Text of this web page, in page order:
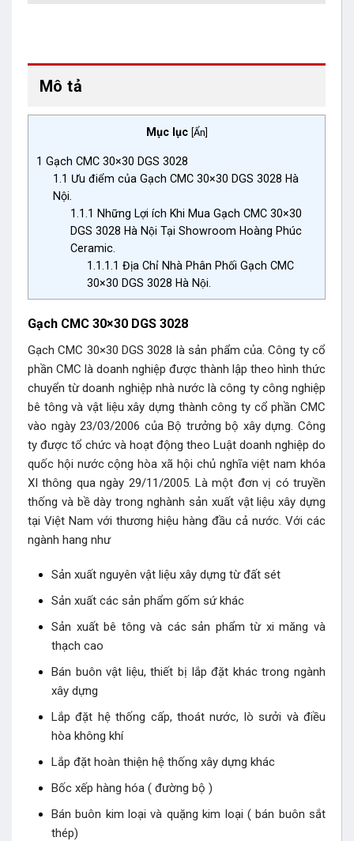
Mô tả
Mục lục Ẩn
1 Gạch CMC 30×30 DGS 3028
1.1 Ưu điểm của Gạch CMC 30×30 DGS 3028 Hà
Nội.
1.1.1 Những Lợi ích Khi Mua Gạch CMC 30×30
DGS 3028 Hà Nội Tại Showroom Hoàng Phúc
Ceramic.
1.1.1.1 Địa Chỉ Nhà Phân Phối Gạch CMC
30×30 DGS 3028 Hà Nội.
Gạch CMC 30×30 DGS 3028
Gạch CMC 30×30 DGS 3028 là sản phẩm của. Công ty cổ
phần CMC là doanh nghiệp được thành lập theo hình thức
chuyển từ doanh nghiệp nhà nước là công ty công nghiệp
bê tông và vật liệu xây dựng thành công ty cổ phần CMC
vào ngày 23/03/2006 của Bộ trưởng bộ xây dựng. Công
ty được tổ chức và hoạt động theo Luật doanh nghiệp do
quốc hội nước cộng hòa xã hội chủ nghĩa việt nam khóa
XI thông qua ngày 29/11/2005. Là một đơn vị có truyền
thống và bề dày trong nghành sản xuất vật liệu xây dựng
tại Việt Nam với thương hiệu hàng đầu cả nước. Với các
ngành hang như
Sản xuất nguyên vật liệu xây dựng từ đất sét
Sản xuất các sản phẩm gốm sứ khác
Sản xuất bê tông và các sản phẩm từ xi măng và
thạch cao
Bán buôn vật liệu, thiết bị lắp đặt khác trong ngành
xây dựng
Lắp đặt hệ thống cấp, thoát nước, lò sưởi và điều
hòa không khí
Lắp đặt hoàn thiện hệ thống xây dựng khác
Bốc xếp hàng hóa ( đường bộ )
Bán buôn kim loại và quặng kim loại ( bán buôn sắt
thép)